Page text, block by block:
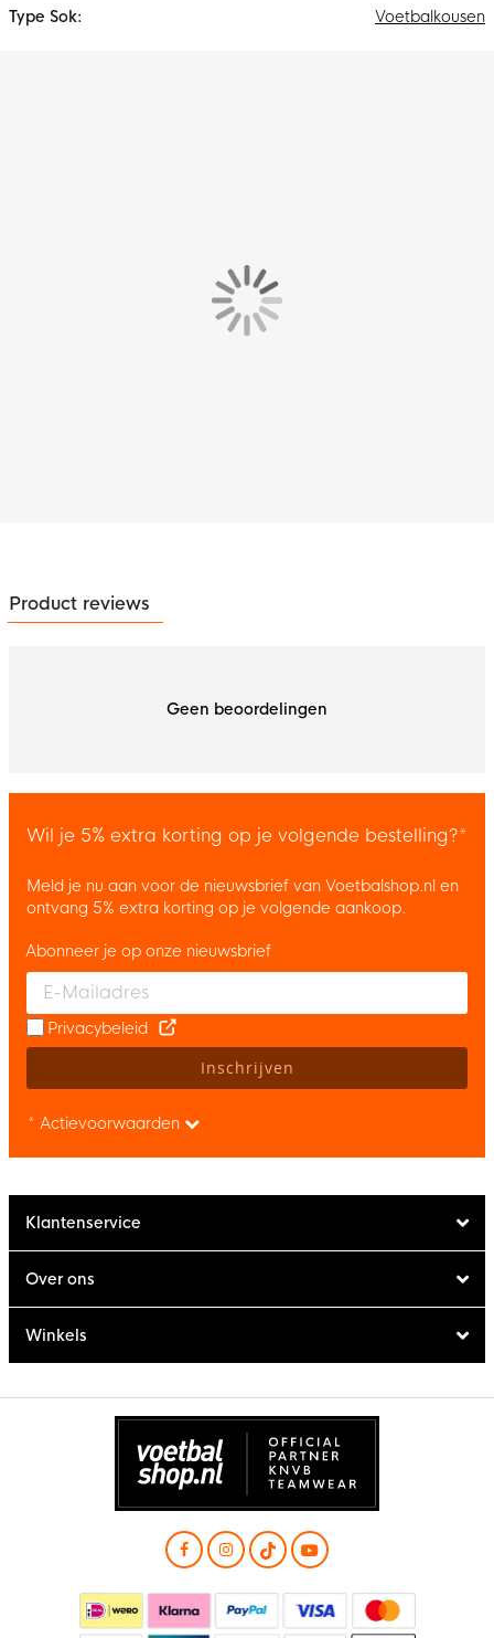
Voetbalkousen
Product reviews
Geen beoordelingen
Wil je 5% extra korting op je volgende bestelling?*
Meld je nu aan voor de nieuwsbrief van Voetbalshop.nl en
ontvang 5% extra korting op je volgende aankoop.
Enter your email and accept the privacy policy to subscribe to
Abonneer je op onze nieuwsbrief
Privacybeleid
Inschrijven
* Actievoorwaarden
Klantenservice
Over ons
Winkels